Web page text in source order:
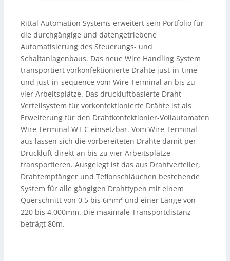
Rittal Automation Systems erweitert sein Portfolio für
die durchgängige und datengetriebene
Automatisierung des Steuerungs- und
Schaltanlagenbaus. Das neue Wire Handling System
transportiert vorkonfektionierte Drähte just-in-time
und just-in-sequence vom Wire Terminal an bis zu
vier Arbeitsplätze. Das druckluftbasierte Draht-
Verteilsystem für vorkonfektionierte Drähte ist als
Erweiterung für den Drahtkonfektionier-Vollautomaten
Wire Terminal WT C einsetzbar. Vom Wire Terminal
aus lassen sich die vorbereiteten Drähte damit per
Druckluft direkt an bis zu vier Arbeitsplätze
transportieren. Ausgelegt ist das aus Drahtverteiler,
Drahtempfänger und Teflonschläuchen bestehende
System für alle gängigen Drahttypen mit einem
Querschnitt von 0,5 bis 6mm² und einer Länge von
220 bis 4.000mm. Die maximale Transportdistanz
beträgt 80m.